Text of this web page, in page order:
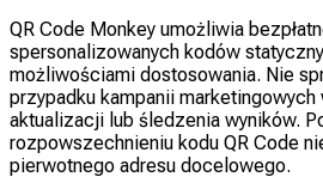
QR Code Monkey umożliwia
spersonalizowanych kodów
możliwościami dostosowania. Nie
przypadku kampanii marketingowych
aktualizacji lub śledzenia wyników.
rozpowszechnieniu kodu QR Code
pierwotnego adresu docelowego.